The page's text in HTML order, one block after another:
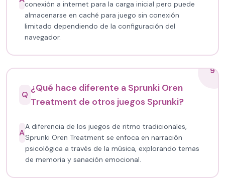
conexión a internet para la carga inicial pero puede
almacenarse en caché para juego sin conexión
limitado dependiendo de la configuración del
navegador.
9
Q
¿Qué hace diferente a Sprunki Oren
Treatment de otros juegos Sprunki?
A
A diferencia de los juegos de ritmo tradicionales,
Sprunki Oren Treatment se enfoca en narración
psicológica a través de la música, explorando temas
de memoria y sanación emocional.